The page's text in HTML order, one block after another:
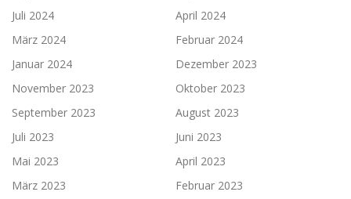
Juli 2024
April 2024
März 2024
Februar 2024
Januar 2024
Dezember 2023
November 2023
Oktober 2023
September 2023
August 2023
Juli 2023
Juni 2023
Mai 2023
April 2023
März 2023
Februar 2023